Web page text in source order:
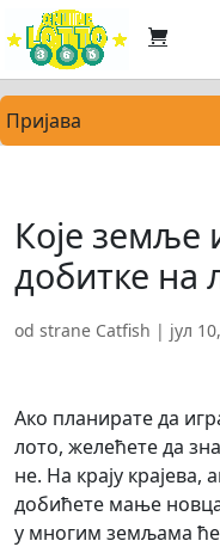
Пријава
Које земље
добитке на
od strane Catfish | јул
Ако планирате да
лото, желећете да
не. На крају крајева,
добићете мање
у многим земљама